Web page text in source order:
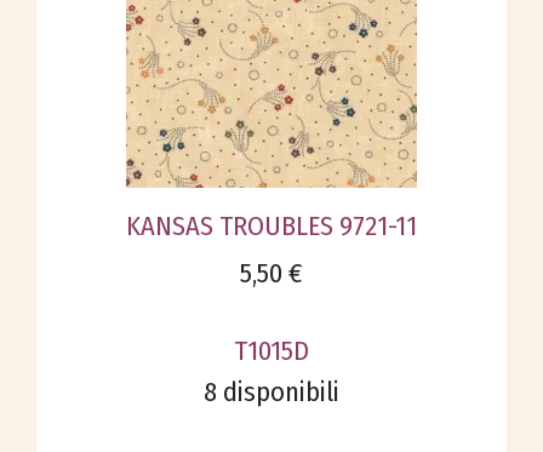
KANSAS TROUBLES 9721-11
5,50 €
T1015D
8 disponibili